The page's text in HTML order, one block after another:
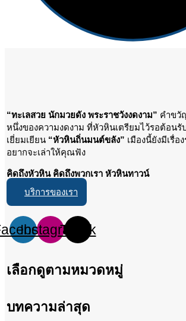
“ทะเลสวย นักมวยดัง พระราชวังงดงาม” คำขวั
หนึ่งของความงดงาม ที่หัวหินเตรียมไว้รอต้อน
เยี่ยมเยียน “หัวหินถิ่นมนต์ขลัง” เมืองนี้ยังมีเรื่อ
อยากจะเล่าให้คุณฟัง
คิดถึงหัวหิน คิดถึงพวกเรา หัวหินทาวน์
บริการของเรา
InstagramTiktok
เลือกดูตามหมวดหมู่
บทความล่าสุด